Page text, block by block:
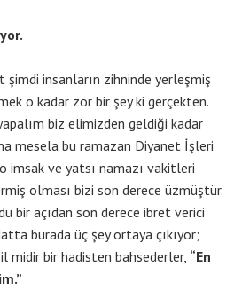
insanların zihninde yerleşmiş
o kadar zor bir şey ki gerçekten.
biz elimizden geldiği kadar
mesela bu ramazan Diyanet İşleri
imsak ve yatsı namazı vakitleri
olması bizi son derece üzmüştür.
bir açıdan son derece ibret verici
burada üç şey ortaya çıkıyor;
midir bir hadisten bahsederler, “En